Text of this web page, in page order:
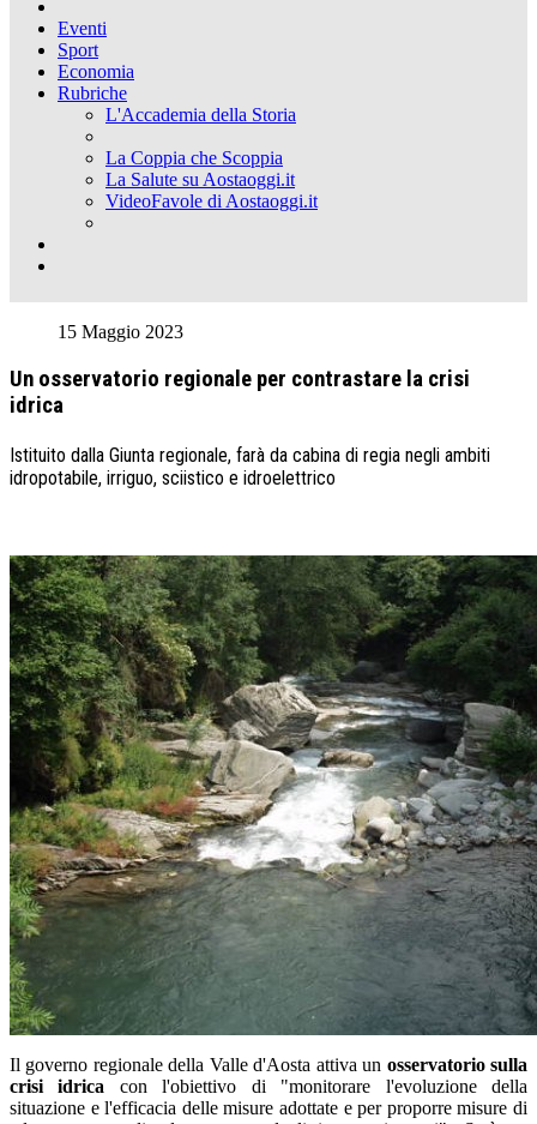
Eventi
Sport
Economia
Rubriche
L'Accademia della Storia
La Coppia che Scoppia
La Salute su Aostaoggi.it
VideoFavole di Aostaoggi.it
15 Maggio 2023
Un osservatorio regionale per contrastare la crisi
idrica
Istituito dalla Giunta regionale, farà da cabina di regia negli ambiti
idropotabile, irriguo, sciistico e idroelettrico
Il governo regionale della Valle d'Aosta attiva un osservatorio sulla
crisi idrica con l'obiettivo di "monitorare l'evoluzione della
situazione e l'efficacia delle misure adottate e per proporre misure di